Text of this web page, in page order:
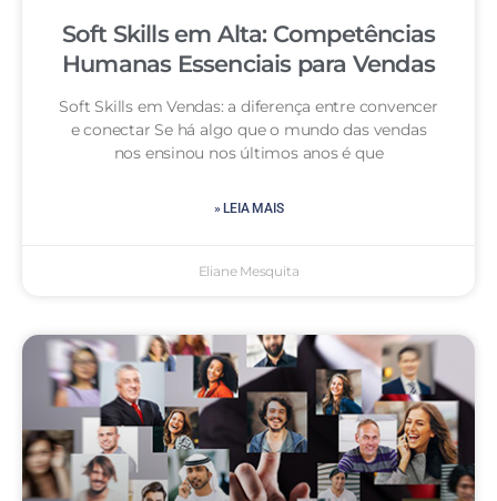
Soft Skills em Alta: Competências
Humanas Essenciais para Vendas
Soft Skills em Vendas: a diferença entre convencer
e conectar Se há algo que o mundo das vendas
nos ensinou nos últimos anos é que
» LEIA MAIS
Eliane Mesquita